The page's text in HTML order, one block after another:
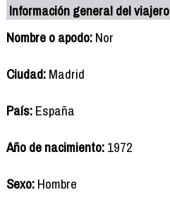
Información general del viajero
Nombre o apodo:Nor
Ciudad:Madrid
País:España
Año de nacimiento:1972
Sexo:Hombre